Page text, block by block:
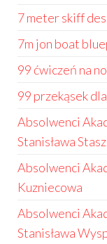
7 meter skiff
7m jon boat
99 ćwiczeń na
99 przekąsek
Absolwenci
Stanisława
Absolwenci
Kuzniecowa
Absolwenci
Stanisława